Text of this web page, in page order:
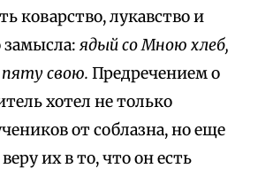
коварство, лукавство и
замысла:ядый со Мною хлеб,
свою. Предречением о
хотел не только
от соблазна, но еще
их в то, что он есть